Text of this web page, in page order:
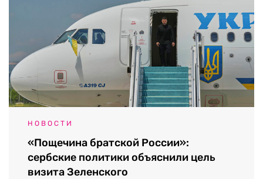
НОВОСТИ
«Пощечина братской России»:
сербские политики объяснили цель
визита Зеленского